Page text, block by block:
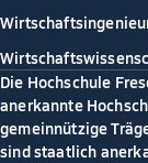
Die Hochschule
anerkannte
gemeinnützige
sind staatlich